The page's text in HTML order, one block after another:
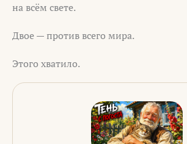
на всём свете.
Двое — против всего мира.
Этого хватило.